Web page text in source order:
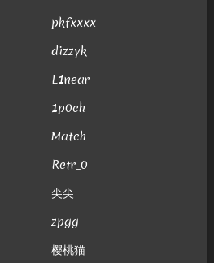
pkfxxxx
dizzyk
L1near
1p0ch
Match
Retr_0
尖尖
zpgg
樱桃猫